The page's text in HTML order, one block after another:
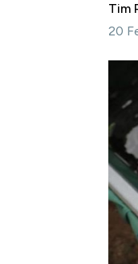
Tim
20